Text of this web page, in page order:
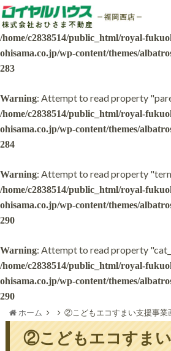
Warning: Undefined array key 0 in
/home/c2838514/public_html/royal-
ohisama.co.jp/wp-content/themes/
283
Warning: Attempt to read property
/home/c2838514/public_html/royal-
ohisama.co.jp/wp-content/themes/
284
Warning: Attempt to read property
/home/c2838514/public_html/royal-
ohisama.co.jp/wp-content/themes/
290
Warning: Attempt to read property
/home/c2838514/public_html/royal-
ohisama.co.jp/wp-content/themes/
290
ホーム ②こどもエコすまい支援事業
②こどもエコすま